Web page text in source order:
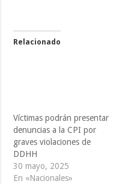
Relacionado
Víctimas podrán presentar
denuncias a la CPI por
graves violaciones de
DDHH
30 mayo, 2025
En «Nacionales»